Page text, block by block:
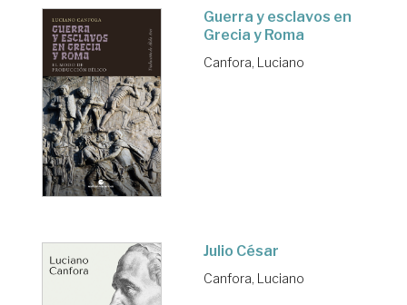
Guerra y esclavos en
Grecia y Roma
Canfora, Luciano
Julio César
Canfora, Luciano